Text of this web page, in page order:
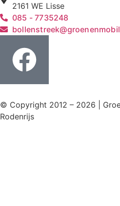
2161 WE Lisse
085 - 7735248
© Copyright 2012 – 2026 |
Rodenrijs